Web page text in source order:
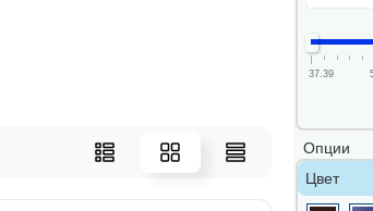
37.39
Опции
Цвет